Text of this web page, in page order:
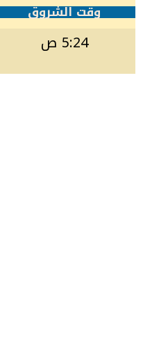
وقت الشروق
5:24 ص